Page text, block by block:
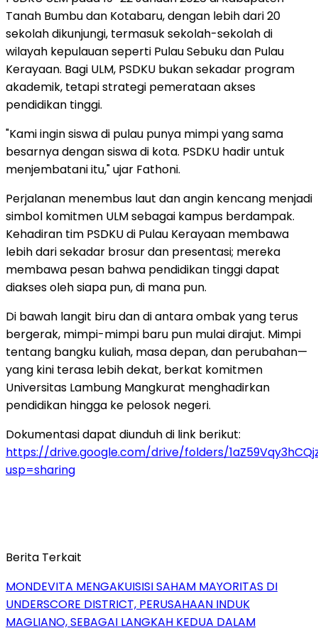
Tanah Bumbu dan Kotabaru, dengan lebih dari 20
sekolah dikunjungi, termasuk sekolah-sekolah di
wilayah kepulauan seperti Pulau Sebuku dan Pulau
Kerayaan. Bagi ULM, PSDKU bukan sekadar program
akademik, tetapi strategi pemerataan akses
pendidikan tinggi.
"Kami ingin siswa di pulau punya mimpi yang sama
besarnya dengan siswa di kota. PSDKU hadir untuk
menjembatani itu," ujar Fathoni.
Perjalanan menembus laut dan angin kencang menjadi
simbol komitmen ULM sebagai kampus berdampak.
Kehadiran tim PSDKU di Pulau Kerayaan membawa
lebih dari sekadar brosur dan presentasi; mereka
membawa pesan bahwa pendidikan tinggi dapat
diakses oleh siapa pun, di mana pun.
Di bawah langit biru dan di antara ombak yang terus
bergerak, mimpi-mimpi baru pun mulai dirajut. Mimpi
tentang bangku kuliah, masa depan, dan perubahan—
yang kini terasa lebih dekat, berkat komitmen
Universitas Lambung Mangkurat menghadirkan
pendidikan hingga ke pelosok negeri.
Dokumentasi dapat diunduh di link berikut:
https://drive.google.com/drive/folders/
usp=sharing
Berita Terkait
MONDEVITA MENGAKUISISI SAHAM MAYORITAS DI
UNDERSCORE DISTRICT, PERUSAHAAN INDUK
MAGLIANO, SEBAGAI LANGKAH KEDUA DALAM